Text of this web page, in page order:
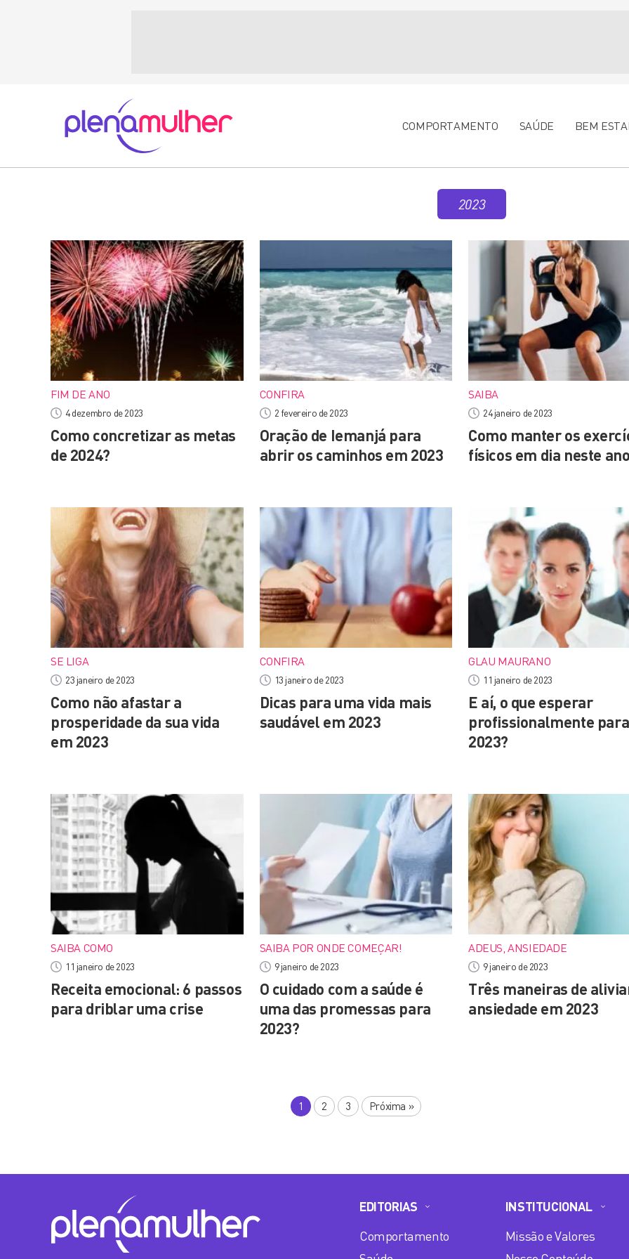
COMPORTAMENTO SAÚDE BEM
2023
FIM DE ANO
4 dezembro de 2023
Como concretizar as metas
de 2024?
CONFIRA
2 fevereiro de 2023
Oração de Iemanjá para
abrir os caminhos em 2023
SAIBA
24 janeiro de 2023
Como manter os
físicos em dia neste
SE LIGA
23 janeiro de 2023
Como não afastar a
prosperidade da sua vida
em 2023
CONFIRA
13 janeiro de 2023
Dicas para uma vida mais
saudável em 2023
GLAU MAURANO
11 janeiro de 2023
E aí, o que esperar
profissionalmente para
2023?
SAIBA COMO
11 janeiro de 2023
Receita emocional: 6 passos
para driblar uma crise
SAIBA POR ONDE COMEÇAR!
9 janeiro de 2023
O cuidado com a saúde é
uma das promessas para
2023?
ADEUS, ANSIEDADE
9 janeiro de 2023
Três maneiras de
ansiedade em 2023
1 2 3 Próxima »
EDITORIAS
Comportamento
INSTITUCIONAL
Missão e Valores